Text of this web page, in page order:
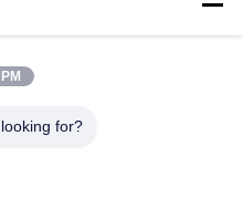
di Binfen Shiji, strada di
Shenzhen, Cina 518172
for?